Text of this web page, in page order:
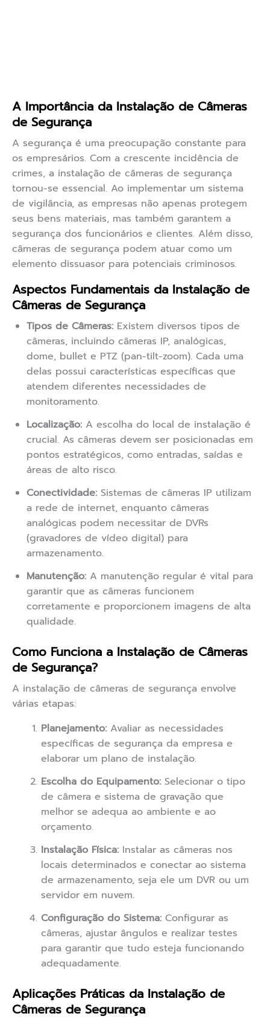
A Importância da Instalação de Câmeras
de Segurança
A segurança é uma preocupação constante para
os empresários. Com a crescente incidência de
crimes, a instalação de câmeras de segurança
tornou-se essencial. Ao implementar um sistema
de vigilância, as empresas não apenas protegem
seus bens materiais, mas também garantem a
segurança dos funcionários e clientes. Além disso,
câmeras de segurança podem atuar como um
elemento dissuasor para potenciais criminosos.
Aspectos Fundamentais da Instalação de
Câmeras de Segurança
Tipos de Câmeras: Existem diversos tipos de
câmeras, incluindo câmeras IP, analógicas,
dome, bullet e PTZ (pan-tilt-zoom). Cada uma
delas possui características específicas que
atendem diferentes necessidades de
monitoramento.
Localização: A escolha do local de instalação é
crucial. As câmeras devem ser posicionadas em
pontos estratégicos, como entradas, saídas e
áreas de alto risco.
Conectividade: Sistemas de câmeras IP utilizam
a rede de internet, enquanto câmeras
analógicas podem necessitar de DVRs
(gravadores de vídeo digital) para
armazenamento.
Manutenção: A manutenção regular é vital para
garantir que as câmeras funcionem
corretamente e proporcionem imagens de alta
qualidade.
Como Funciona a Instalação de Câmeras
de Segurança?
A instalação de câmeras de segurança envolve
várias etapas:
Planejamento: Avaliar as necessidades
específicas de segurança da empresa e
elaborar um plano de instalação.
Escolha do Equipamento: Selecionar o tipo
de câmera e sistema de gravação que
melhor se adequa ao ambiente e ao
orçamento.
Instalação Física: Instalar as câmeras nos
locais determinados e conectar ao sistema
de armazenamento, seja ele um DVR ou um
servidor em nuvem.
Configuração do Sistema: Configurar as
câmeras, ajustar ângulos e realizar testes
para garantir que tudo esteja funcionando
adequadamente.
Aplicações Práticas da Instalação de
Câmeras de Segurança